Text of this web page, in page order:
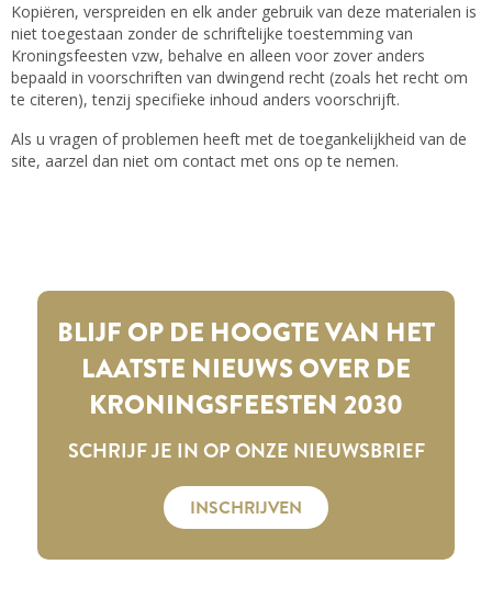
Kopiëren, verspreiden en elk ander gebruik van deze materialen is
niet toegestaan zonder de schriftelijke toestemming van
Kroningsfeesten vzw, behalve en alleen voor zover anders
bepaald in voorschriften van dwingend recht (zoals het recht om
te citeren), tenzij specifieke inhoud anders voorschrijft.
Als u vragen of problemen heeft met de toegankelijkheid van de
site, aarzel dan niet om contact met ons op te nemen.
BLIJF OP DE HOOGTE VAN HET
LAATSTE NIEUWS OVER DE
KRONINGSFEESTEN 2030
SCHRIJF JE IN OP ONZE NIEUWSBRIEF
INSCHRIJVEN